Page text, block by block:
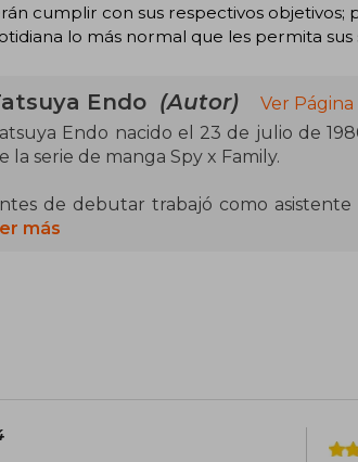
cumplir con sus respectivos objetivos;
lo más normal que les permita sus
Endo (Autor)
Ver
Endo nacido el 23 de julio de
la serie de manga Spy x Family.
de debutar trabajó como asistente
El tuvo como mentores a los
más